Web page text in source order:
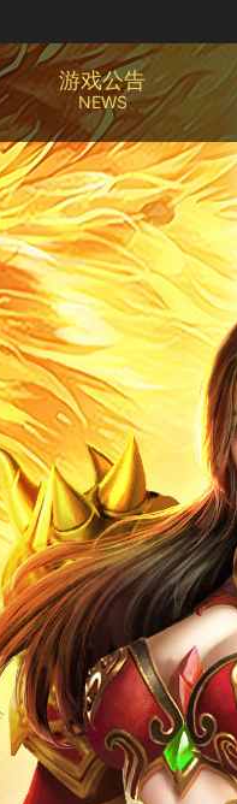
游戏公告
NEWS